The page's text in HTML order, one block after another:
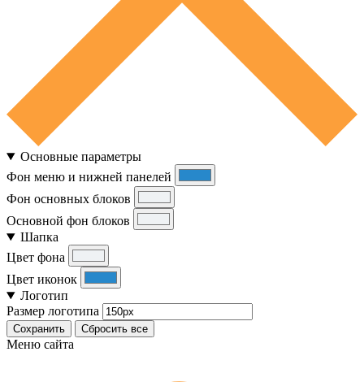
Основные параметры
Фон меню и нижней панелей
Фон основных блоков
Основной фон блоков
Шапка
Цвет фона
Цвет иконок
Логотип
Размер логотипа
Сохранить Сбросить все
Меню сайта